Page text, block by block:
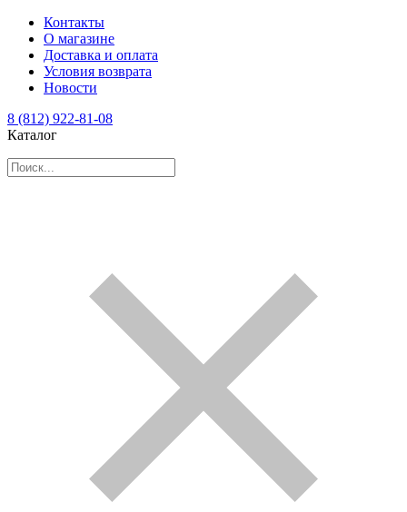
Контакты
О магазине
Доставка и оплата
Условия возврата
Новости
8 (812) 922-81-08
Каталог